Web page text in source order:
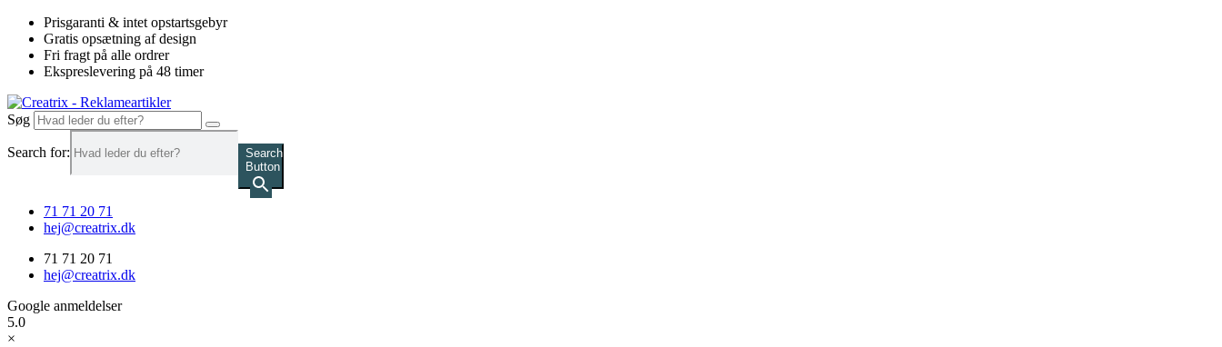
Videre
indhold
Prisgaranti & intet opstartsgebyr
Gratis opsætning af design
Fri fragt på alle ordrer
Ekspreslevering på 48 timer
Søg
Search for:
Search
Button
71 71 20 71
hej@creatrix.dk
71 71 20 71
hej@creatrix.dk
Google anmeldelser
5.0
×